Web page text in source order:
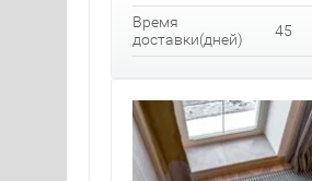
Время
доставки(дней)
45